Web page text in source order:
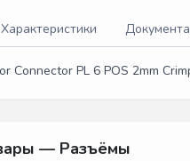
Характеристики
Connector PL 6 POS 2mm
— Разъёмы